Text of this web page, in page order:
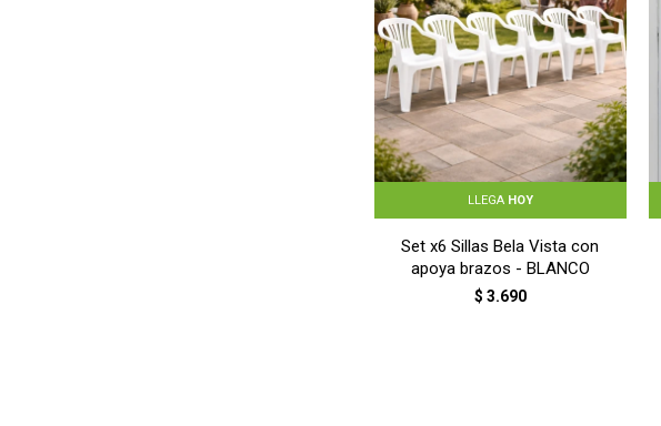
LLEGA HOY
Set x6 Sillas Bela Vista con
apoya brazos - BLANCO
$ 3.690